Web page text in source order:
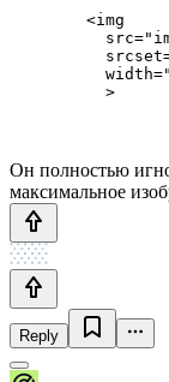
        <img
Он полностью
максимальное
Reply